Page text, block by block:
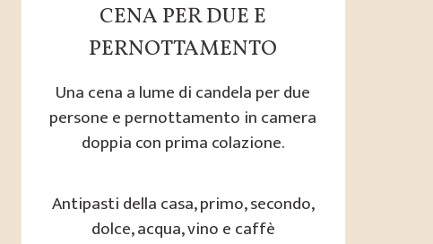
CENA PER DUE E
PERNOTTAMENTO
Una cena a lume di candela per due
persone e pernottamento in camera
doppia con prima colazione.
Antipasti della casa, primo, secondo,
dolce, acqua, vino e caffè